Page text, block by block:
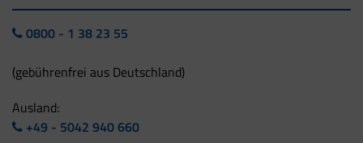
0800 - 1 38 23 55
(gebührenfrei aus Deutschland)
Ausland:
+49 - 5042 940 660